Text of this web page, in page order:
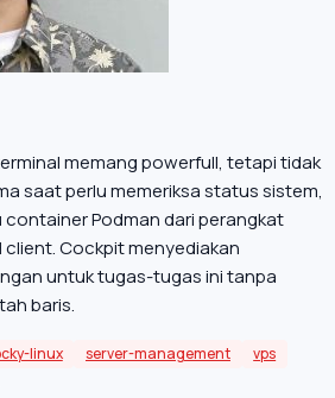
memang powerfull, tetapi tidak
saat perlu memeriksa status sistem,
Podman dari perangkat
client. Cockpit menyediakan
untuk tugas-tugas ini tanpa
baris.
linux server-management vps